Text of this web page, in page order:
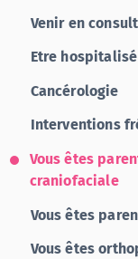
Venir en
Etre hospitalisé
Cancérologie
Interventions
Vous êtes
craniofaciale
Vous êtes
Vous êtes